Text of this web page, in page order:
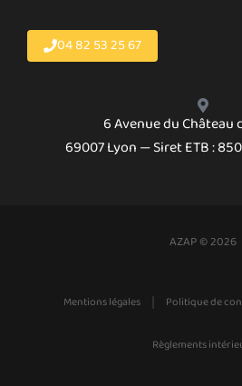
04 82 53 25 67
6 Avenue du Château
69007 Lyon — Siret ETB :
AZAP © 2026
Mentions légales | Politique de
Règlements